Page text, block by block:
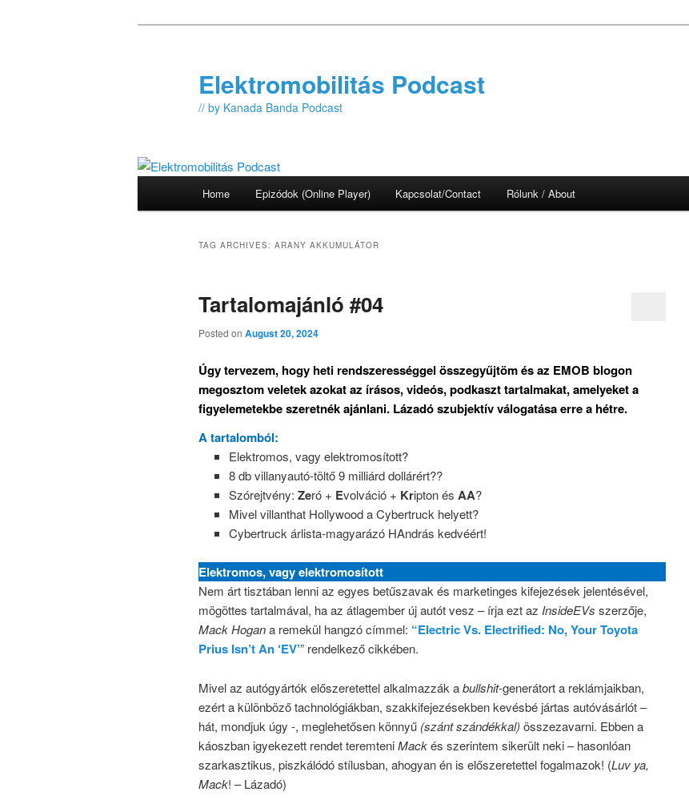
Elektromobilitás Podcast
// by Kanada Banda Podcast
Home Epizódok (Online Player) Kapcsolat/Contact Rólunk / About
TAG ARCHIVES: ARANY AKKUMULÁTOR
Tartalomajánló #04
Posted on August 20, 2024
Úgy tervezem, hogy heti rendszerességgel összegyűjtöm és az EMOB blogon
megosztom veletek azokat az írásos, videós, podkaszt tartalmakat, amelyeket a
figyelemetekbe szeretnék ajánlani. Lázadó szubjektív válogatása erre a hétre.
A tartalomból:
Elektromos, vagy elektromosított?
8 db villanyautó-töltő 9 milliárd dollárért??
Szórejtvény: Zeró + Evolváció + Kripton és AA?
Mivel villanthat Hollywood a Cybertruck helyett?
Cybertruck árlista-magyarázó HAndrás kedvéért!
Elektromos, vagy elektromosított
Nem árt tisztában lenni az egyes betűszavak és marketinges kifejezések jelentésével,
mögöttes tartalmával, ha az átlagember új autót vesz – írja ezt az InsideEVs szerzője,
Mack Hogana remekül hangzó címmel: “Electric Vs. Electrified: No, Your Toyota
Prius Isn’t An ‘EV’” rendelkező cikkében.
Mivel az autógyártók előszeretettel alkalmazzák abullshit-generátort a reklámjaikban,
ezért a különböző tachnológiákban, szakkifejezésekben kevésbé jártas autóvásárlót –
hát, mondjuk úgy -, meglehetősen könnyű (szánt szándékkal) összezavarni. Ebben a
káoszban igyekezett rendet teremteniMackés szerintem sikerült neki – hasonlóan
szarkasztikus, piszkálódó stílusban, ahogyan én is előszeretettel fogalmazok! (Luv ya,
Mack! – Lázadó)